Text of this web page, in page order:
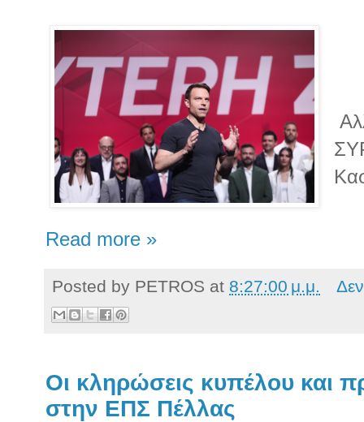
Read more »
Posted by PETROS at 8:27:00 μ.μ.
Οι κληρώσεις κυπέλου και
στην ΕΠΣ Πέλλας